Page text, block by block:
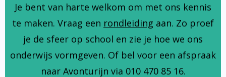
Je bent van harte welkom om met ons kennis
te maken. Vraag een rondleiding aan. Zo proef
je de sfeer op school en zie je hoe we ons
onderwijs vormgeven. Of bel voor een afspraak
naar Avonturijn via 010 470 85 16.